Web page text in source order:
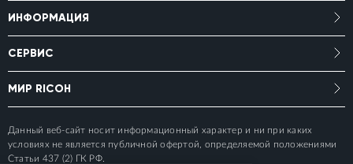
ИНФОРМАЦИЯ
СЕРВИС
МИР RICOH
Данный веб-сайт носит информационный характер и ни при каких
условиях не является публичной офертой, определяемой положениями
Статьи 437 (2) ГК РФ.